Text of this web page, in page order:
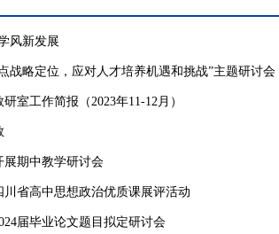
风新发展
战略定位，应对人才培养机遇和挑战”主题研讨会
室工作简报（2023年11-12月）
展期中教学研讨会
川省高中思想政治优质课展评活动
届毕业论文题目拟定研讨会